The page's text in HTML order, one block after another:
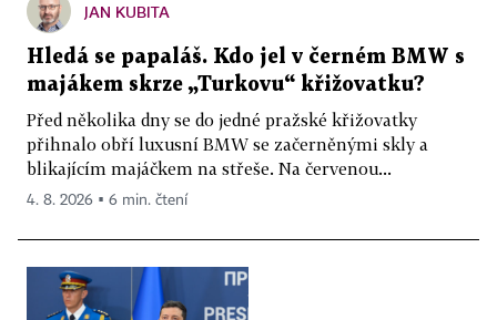
JAN KUBITA
Hledá se papaláš. Kdo jel v černém BMW s
majákem skrze „Turkovu“ křižovatku?
Před několika dny se do jedné pražské křižovatky
přihnalo obří luxusní BMW se začerněnými skly a
blikajícím majáčkem na střeše. Na červenou...
4. 8. 2026 ▪ 6 min. čtení